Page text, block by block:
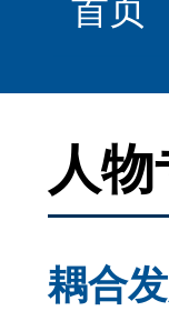
人
耦合